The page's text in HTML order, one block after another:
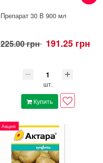
Препарат 30 В 900 мл
225.00 грн 191.25 грн
шт.
Купить
Акция